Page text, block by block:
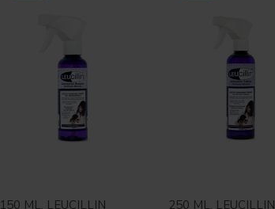
150 ML. LEUCILLIN
250 ML. LEUCILLIN